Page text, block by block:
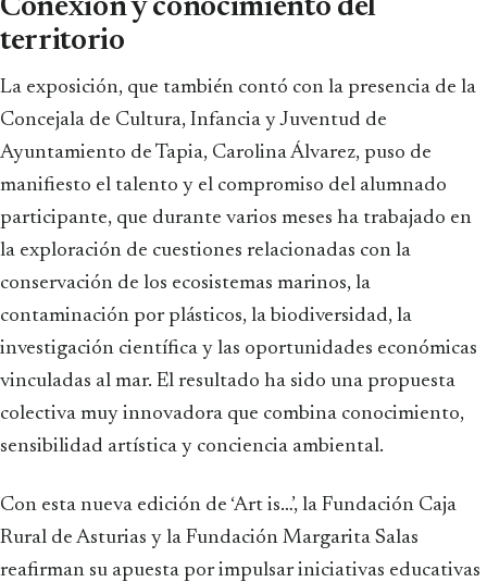
Conexion y conocimiento del
territorio
La exposición, que también contó con la presencia de la
Concejala de Cultura, Infancia y Juventud de
Ayuntamiento de Tapia, Carolina Álvarez, puso de
manifiesto el talento y el compromiso del alumnado
participante, que durante varios meses ha trabajado en
la exploración de cuestiones relacionadas con la
conservación de los ecosistemas marinos, la
contaminación por plásticos, la biodiversidad, la
investigación científica y las oportunidades económicas
vinculadas al mar. El resultado ha sido una propuesta
colectiva muy innovadora que combina conocimiento,
sensibilidad artística y conciencia ambiental.
Con esta nueva edición de ‘Art is…’, la Fundación Caja
Rural de Asturias y la Fundación Margarita Salas
reafirman su apuesta por impulsar iniciativas educativas